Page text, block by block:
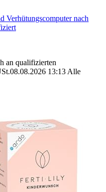
Verhütungscomputer nach
an qualifizierten
13:13 Alle